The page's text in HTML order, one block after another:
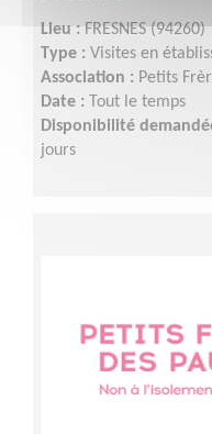
Lieu : FRESNES (94260)
Type : Visites en
Association : Petits
Date : Tout le temps
Disponibilité
jours